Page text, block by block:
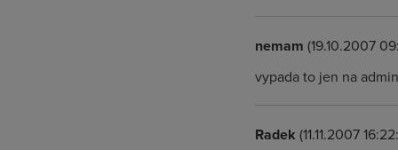
nemam (19.10.2007
vypada to jen na
Radek (11.11.2007